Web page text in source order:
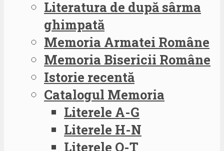
Literatura de după sârma
ghimpată
Memoria Armatei Române
Memoria Bisericii Române
Istorie recentă
Catalogul Memoria
Literele A-G
Literele H-N
Literele O-T